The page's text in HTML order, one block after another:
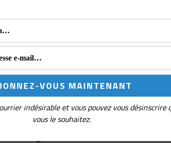
Avancé
amigurumi
indésirable et vous pouvez vous désinscrire
vous le souhaitez.